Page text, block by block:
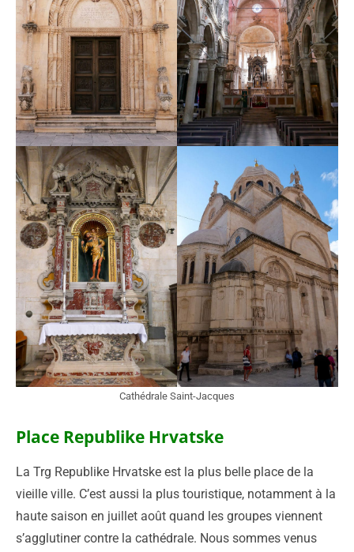
Cathédrale Saint-Jacques
Place Republike Hrvatske
La Trg Republike Hrvatske est la plus belle place de la
vieille ville. C’est aussi la plus touristique, notamment à la
haute saison en juillet août quand les groupes viennent
s’agglutiner contre la cathédrale. Nous sommes venus